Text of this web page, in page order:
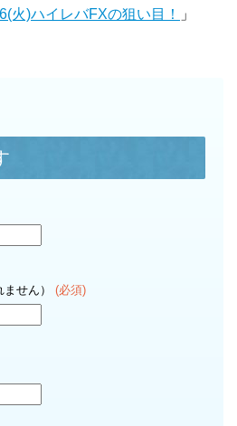
火)ハイレバFXの狙い目！ 」
せん） (必須)